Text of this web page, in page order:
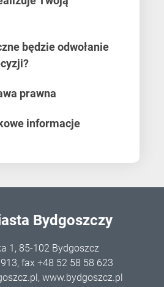
prawna
informacje
Bydgoszczy
1, 85-102 Bydgoszcz
, fax +48 52 58 58 623
, www.bydgoszcz.pl